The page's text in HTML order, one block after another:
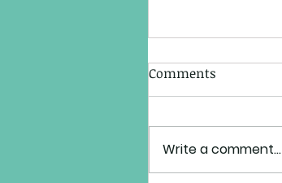
Comments
Write a comment...